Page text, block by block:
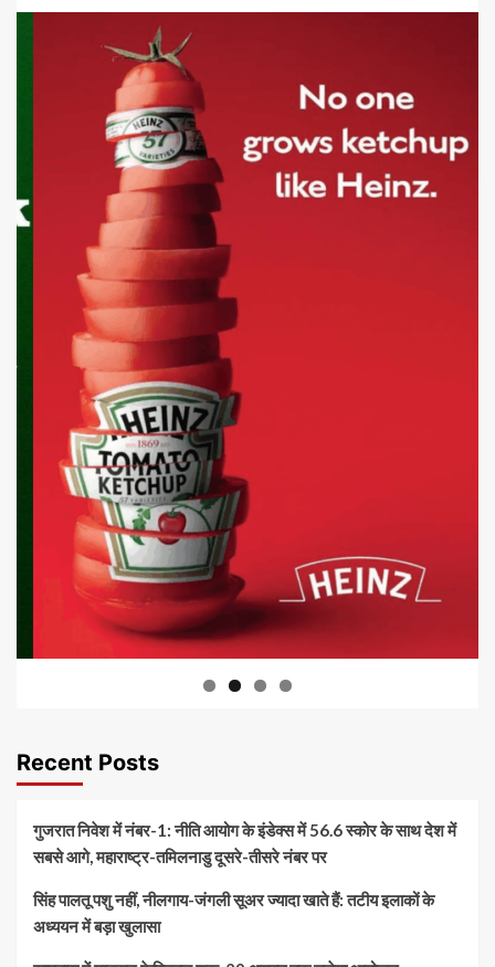
Recent Posts
गुजरात निवेश में नंबर-1: नीति आयोग के इंडेक्स में 56.6 स्कोर के साथ देश में
सबसे आगे, महाराष्ट्र-तमिलनाडु दूसरे-तीसरे नंबर पर
सिंह पालतू पशु नहीं, नीलगाय-जंगली सूअर ज्यादा खाते हैं: तटीय इलाकों के
अध्ययन में बड़ा खुलासा